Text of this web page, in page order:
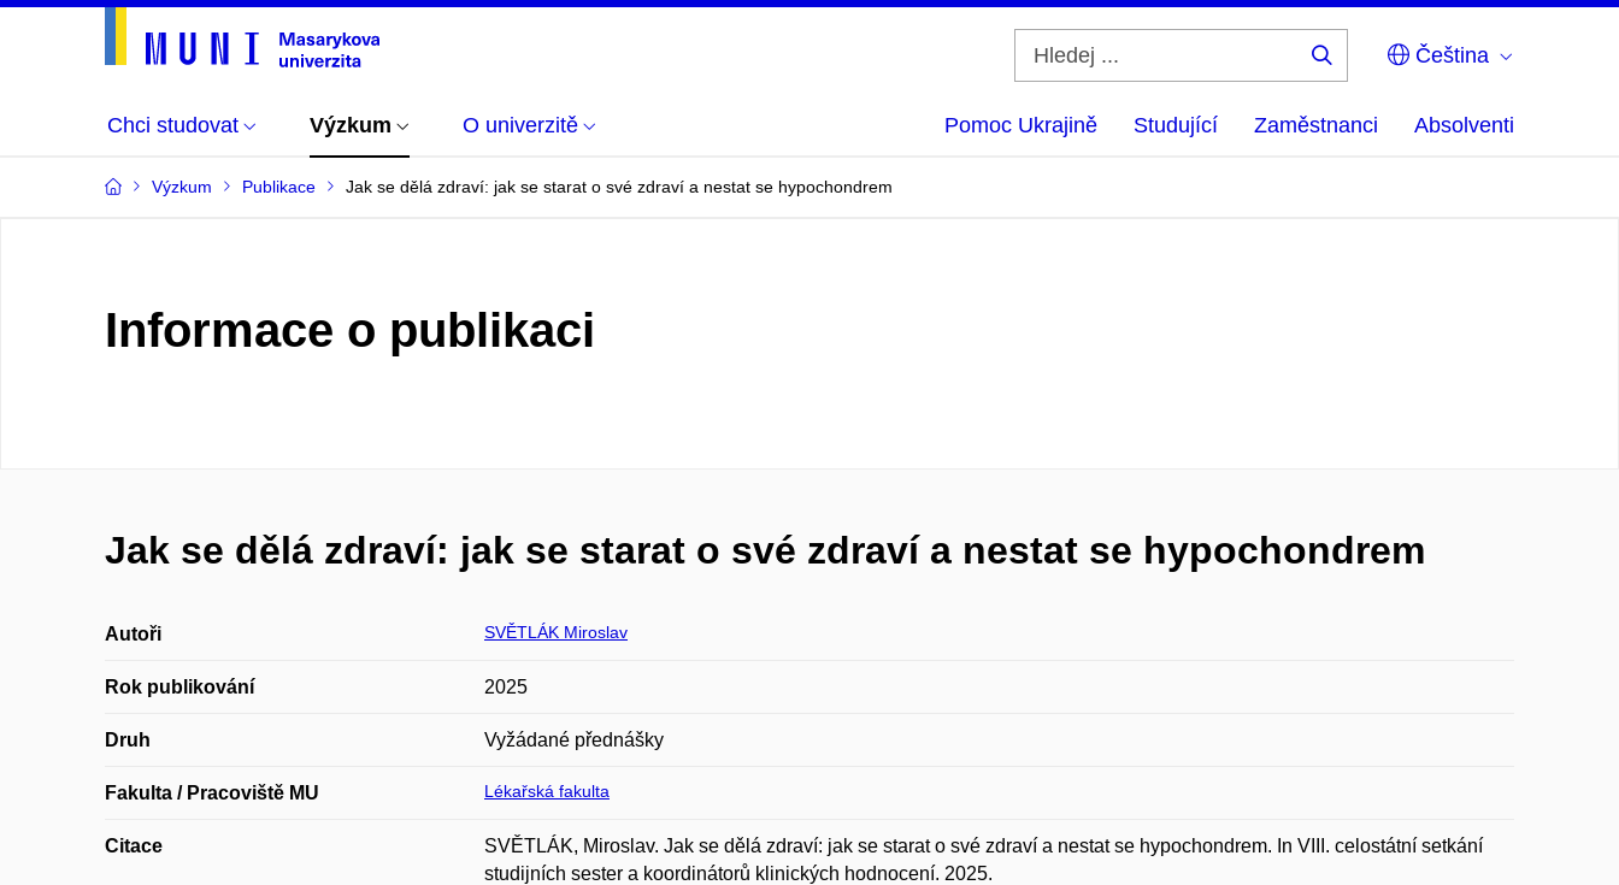
Čeština
Chci studovat Výzkum O univerzitě Pomoc Ukrajině Studující Zaměstnanci Absolventi
Výzkum Publikace Jak se dělá zdraví: jak se starat o své zdraví a nestat se hypochondrem
Informace o publikaci
Jak se dělá zdraví: jak se starat o své zdraví a nestat se hypochondrem
Autoři SVĚTLÁK Miroslav
Rok publikování 2025
Druh Vyžádané přednášky
Fakulta / Pracoviště MU Lékařská fakulta
Citace
SVĚTLÁK, Miroslav. Jak se dělá zdraví: jak se starat o své zdraví a nestat se hypochondrem. In VIII. celostátní setkání
studijních sester a koordinátorů klinických hodnocení. 2025.